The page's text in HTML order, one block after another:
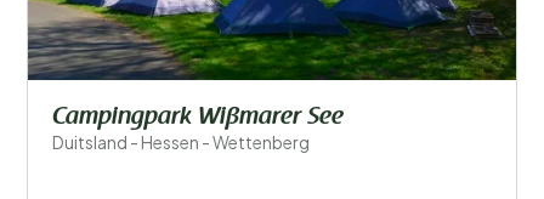
Campingpark Wißmarer See
Duitsland - Hessen - Wettenberg